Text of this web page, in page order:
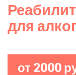
для
от 2000